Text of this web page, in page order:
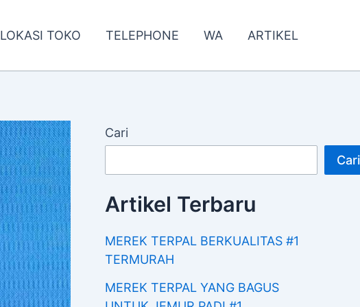
LOKASI TOKO TELEPHONE WA ARTIKEL
Cari
Cari
Artikel Terbaru
MEREK TERPAL BERKUALITAS #1
TERMURAH
MEREK TERPAL YANG BAGUS